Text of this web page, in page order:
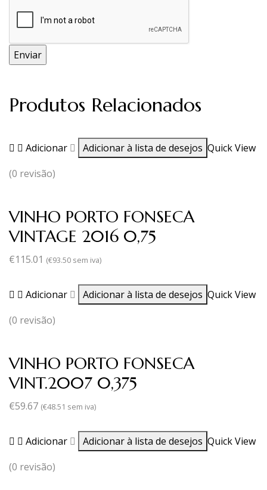
Produtos Relacionados
Adicionar Adicionar à lista de desejos Quick View
(0 revisão)
VINHO PORTO FONSECA
VINTAGE 2016 0,75
€115.01 (€93.50 sem iva)
Adicionar Adicionar à lista de desejos Quick View
(0 revisão)
VINHO PORTO FONSECA
VINT.2007 0,375
€59.67 (€48.51 sem iva)
Adicionar Adicionar à lista de desejos Quick View
(0 revisão)